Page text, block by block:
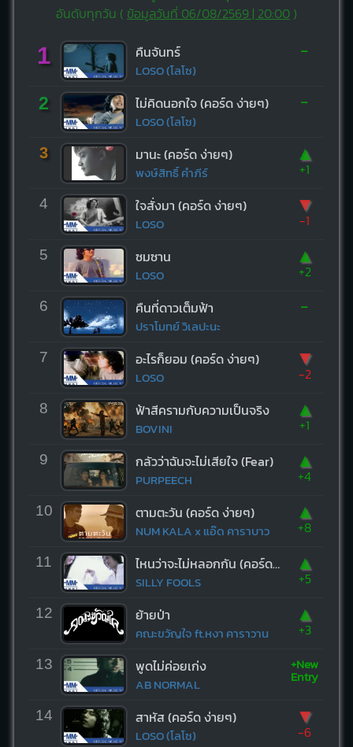
อันดับทุกวัน ( ข้อมูลวันที่ 06/08/2569 | 20:00)
1 คืนจันทร์
LOSO (โลโซ)
-
2 ไม่คิดนอกใจ (คอร์ด ง่ายๆ)
LOSO (โลโซ)
-
3 มานะ (คอร์ด ง่ายๆ)
พงษ์สิทธิ์ คำภีร์
▲
+1
4 ใจสั่งมา (คอร์ด ง่ายๆ)
LOSO
▼
-1
5 ซมซาน
LOSO
▲
+2
6 คืนที่ดาวเต็มฟ้า
ปราโมทย์ วิเลปะนะ
-
7 อะไรก็ยอม (คอร์ด ง่ายๆ)
LOSO
▼
-2
8 ฟ้าสีครามกับความเป็นจริง
BOVINI
▲
+1
9 กลัวว่าฉันจะไม่เสียใจ (Fear)
PURPEECH
▲
+4
10 ตามตะวัน (คอร์ด ง่ายๆ)
NUM KALA x แอ๊ด คาราบาว
▲
+8
11 ไหนว่าจะไม่หลอกกัน (คอร์ด ง่ายๆ)
SILLY FOOLS
▲
+5
12 ย้ายป่า
คณะขวัญใจ ft.หงา คาราวาน
▲
+3
13 พูดไม่ค่อยเก่ง
AB NORMAL
+New
Entry
14 สาหัส (คอร์ด ง่ายๆ)
LOSO (โลโซ)
▼
-6